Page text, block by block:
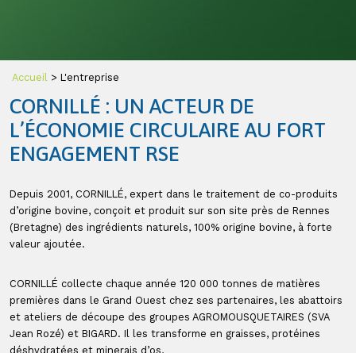
Accueil > L'entreprise
CORNILLÉ : UN ACTEUR DE
L’ÉCONOMIE CIRCULAIRE AU FORT
ENGAGEMENT RSE
Depuis 2001, CORNILLÉ, expert dans le traitement de co-produits
d’origine bovine, conçoit et produit sur son site près de Rennes
(Bretagne) des ingrédients naturels, 100% origine bovine, à forte
valeur ajoutée.
CORNILLÉ collecte chaque année 120 000 tonnes de matières
premières dans le Grand Ouest chez ses partenaires, les abattoirs
et ateliers de découpe des groupes AGROMOUSQUETAIRES (SVA
Jean Rozé) et BIGARD. Il les transforme en graisses, protéines
déshydratées et minerais d’os,